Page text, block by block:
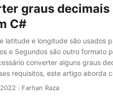
graus
C#
latitude e longitude são usados
e Segundos são outro formato
converter alguns graus
requisitos, este artigo aborda
programaticamente em C#.
· Farhan Raza